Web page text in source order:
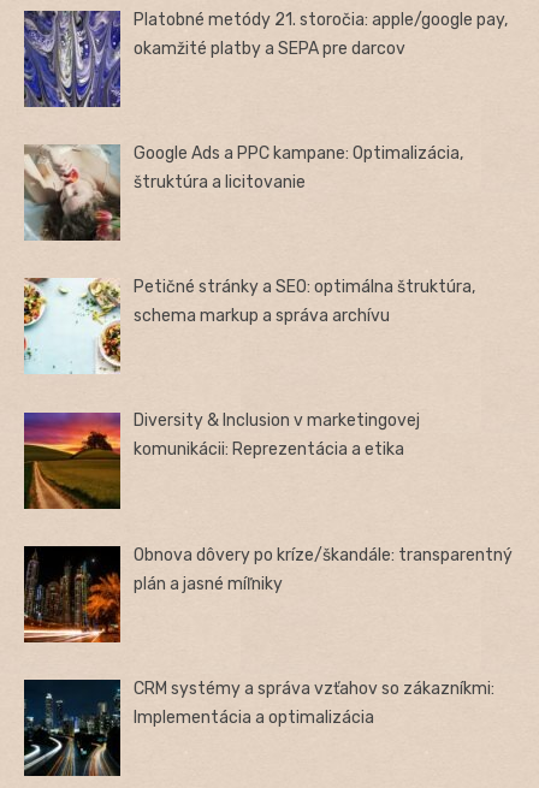
Platobné metódy 21. storočia: apple/google pay,
okamžité platby a SEPA pre darcov
Google Ads a PPC kampane: Optimalizácia,
štruktúra a licitovanie
Petičné stránky a SEO: optimálna štruktúra,
schema markup a správa archívu
Diversity & Inclusion v marketingovej
komunikácii: Reprezentácia a etika
Obnova dôvery po kríze/škandále: transparentný
plán a jasné míľniky
CRM systémy a správa vzťahov so zákazníkmi:
Implementácia a optimalizácia